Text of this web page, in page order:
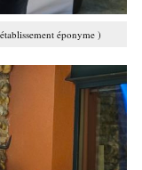
éponyme )